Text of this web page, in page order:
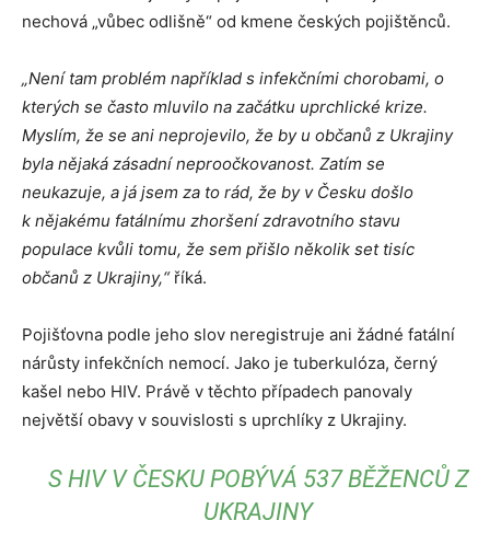
nechová „vůbec odlišně“ od kmene českých pojištěnců.
„Není tam problém například s infekčními chorobami, o
kterých se často mluvilo na začátku uprchlické krize.
Myslím, že se ani neprojevilo, že by u občanů z Ukrajiny
byla nějaká zásadní neproočkovanost. Zatím se
neukazuje, a já jsem za to rád, že by v Česku došlo
k nějakému fatálnímu zhoršení zdravotního stavu
populace kvůli tomu, že sem přišlo několik set tisíc
občanů z Ukrajiny,“ říká.
Pojišťovna podle jeho slov neregistruje ani žádné fatální
nárůsty infekčních nemocí. Jako je tuberkulóza, černý
kašel nebo HIV. Právě v těchto případech panovaly
největší obavy v souvislosti s uprchlíky z Ukrajiny.
S HIV V ČESKU POBÝVÁ 537 BĚŽENCŮ Z
UKRAJINY